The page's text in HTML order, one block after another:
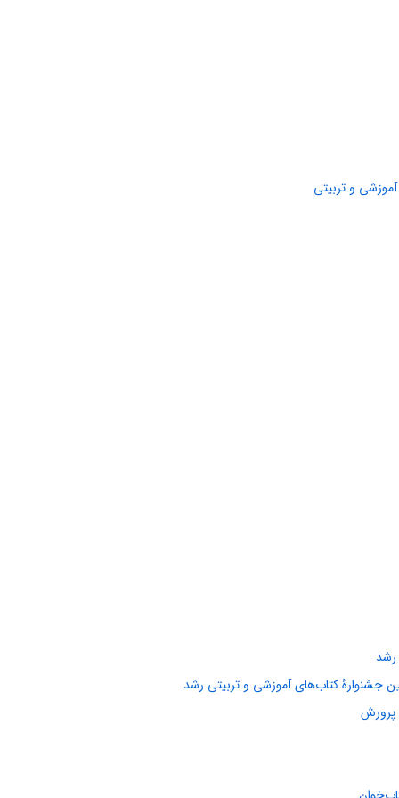
و تربیتی
رشد
جشنوارۂ کتاب‌های آموزشی و تربیتی رشد
پرورش